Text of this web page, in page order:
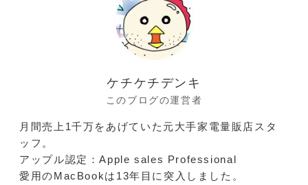
ケチケチデンキ
このブログの運営者
月間売上1千万をあげていた元大手家電量販店スタ
ッフ。
アップル認定：Apple sales Professional
愛用のMacBookは13年目に突入しました。